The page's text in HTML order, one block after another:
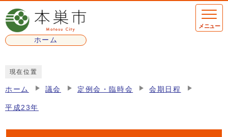
ページの先頭です
ホーム
メニュー
現在位置
ホーム 議会 定例会・臨時会 会期日程
平成23年